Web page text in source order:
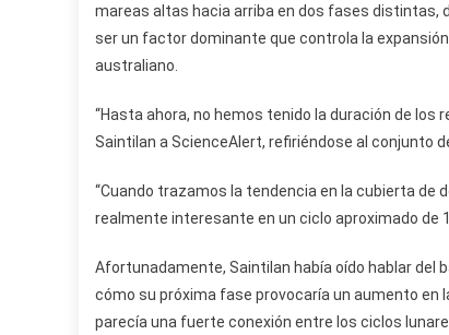
mareas altas hacia arriba en dos fases distintas,
ser un factor dominante que controla la
australiano.
“Hasta ahora, no hemos tenido la duración de
Saintilan a ScienceAlert, refiriéndose al conjunto
“Cuando trazamos la tendencia en la cubierta de
realmente interesante en un ciclo aproximado de
Afortunadamente, Saintilan había oído hablar del
cómo su próxima fase provocaría un aumento en
parecía una fuerte conexión entre los ciclos